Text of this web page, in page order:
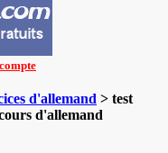
d'allemand > test
d'allemand